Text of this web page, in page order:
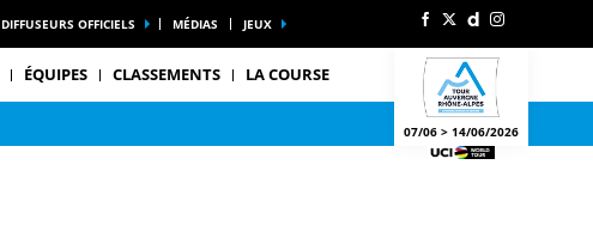
DIFFUSEURS OFFICIELS MÉDIAS JEUX
ÉQUIPES CLASSEMENTS LA COURSE
07/06 > 14/06/2026